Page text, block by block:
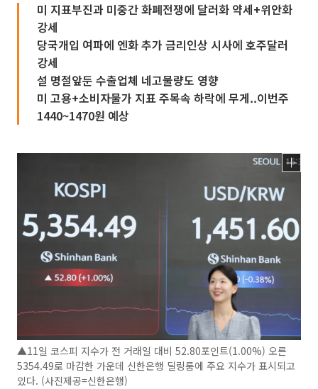
미 지표부진과 미중간 화폐전쟁에 달러화 약세+위안화
강세
당국개입 여파에 엔화 추가 금리인상 시사에 호주달러
강세
설 명절앞둔 수출업체 네고물량도 영향
미 고용+소비자물가 지표 주목속 하락에 무게..이번주
1440~1470원 예상
▲11일 코스피 지수가 전 거래일 대비 52.80포인트(1.00%) 오른
5354.49로 마감한 가운데 신한은행 딜링룸에 주요 지수가 표시되고
있다. (사진제공=신한은행)